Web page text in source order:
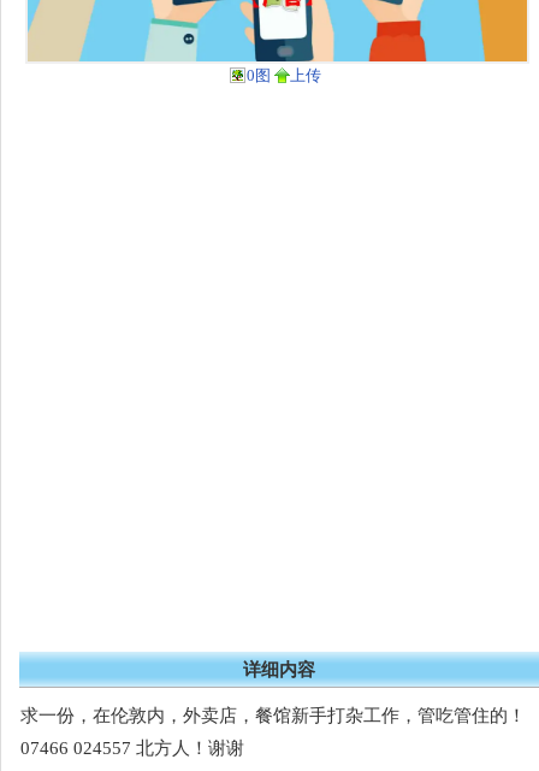
0图 上传
详细内容
求一份，在伦敦内，外卖店，餐馆新手打杂工作，管吃管住的！
07466 024557 北方人！谢谢